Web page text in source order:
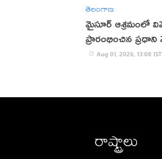
తెలంగాణ
మైసూర్ ఆశ్రమంలో
ప్రారంభించిన
Aug 01, 2026, 13:08 IST
రాష్ట్రాలు